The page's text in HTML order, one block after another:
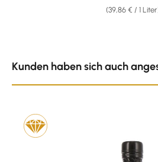
(39,86 € / 1
Kunden haben sich auch